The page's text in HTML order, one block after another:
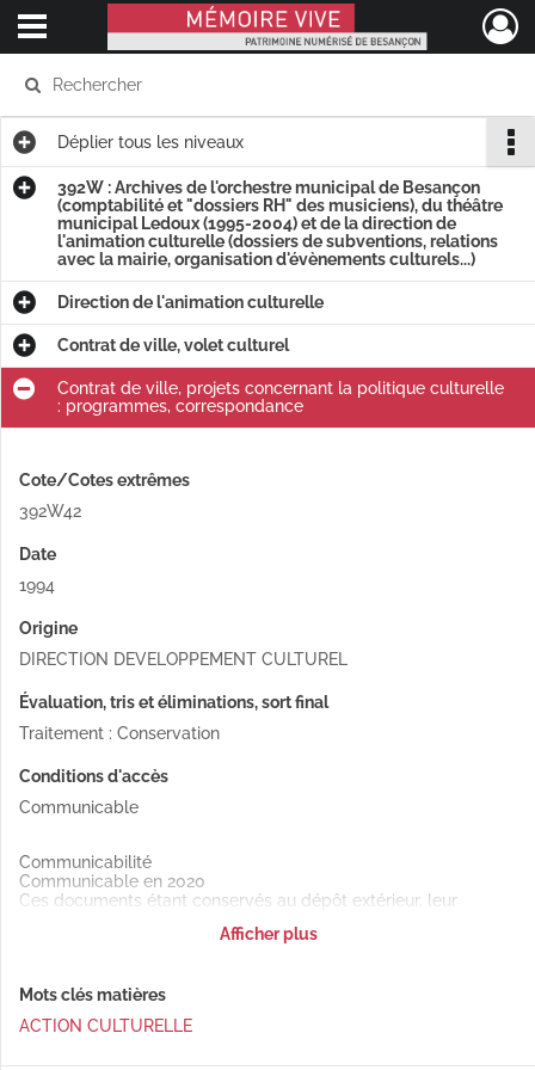
Mémoire Vive patrimoine numérisé de Besançon
Ouvrir le menu déroulant
Déplier tous les niveaux
392W : Archives de l'orchestre municipal de Besançon
(comptabilité et "dossiers RH" des musiciens), du théâtre
municipal Ledoux (1995-2004) et de la direction de
l'animation culturelle (dossiers de subventions, relations
avec la mairie, organisation d'évènements culturels...)
Direction de l'animation culturelle
Contrat de ville, volet culturel
Contrat de ville, projets concernant la politique culturelle
: programmes, correspondance
Cote/Cotes extrêmes
392W42
Date
1994
Origine
DIRECTION DEVELOPPEMENT CULTUREL
Évaluation, tris et éliminations, sort final
Traitement : Conservation
Conditions d'accès
Communicable
Communicabilité
Communicable en 2020
Ces documents étant conservés au dépôt extérieur, leur
Afficher plus
Mots clés matières
ACTION CULTURELLE